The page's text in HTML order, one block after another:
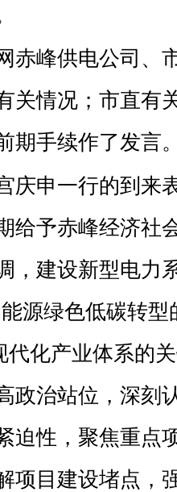
赤峰供电公司、
关情况；市直有
期手续作了发言
庆申一行的到来
给予赤峰经济社
，建设新型电力
源绿色低碳转
代化产业体系的
政治站位，深刻
迫性，聚焦重点
项目建设堵点，